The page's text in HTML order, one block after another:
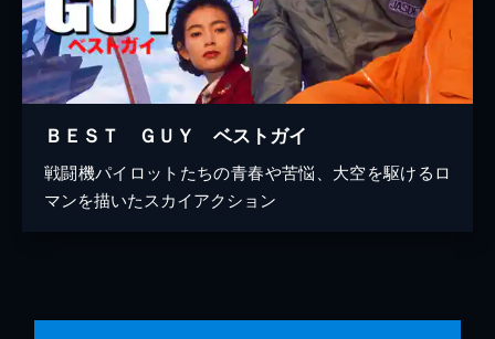
ＢＥＳＴ ＧＵＹ ベストガイ
戦闘機パイロットたちの青春や苦悩、大空を駆けるロ
マンを描いたスカイアクション